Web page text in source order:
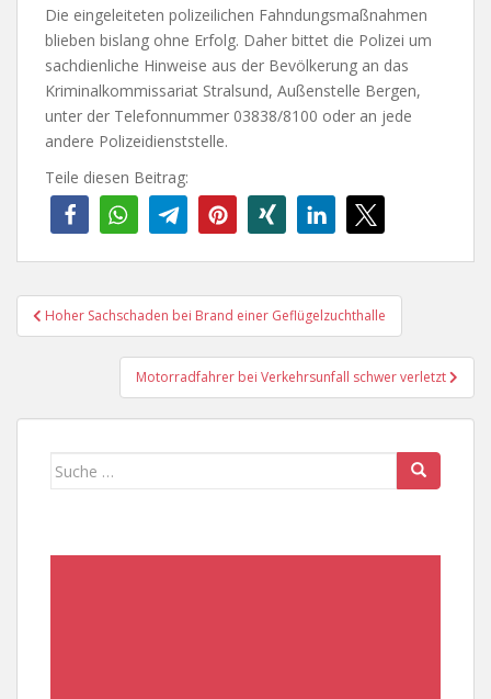
Die eingeleiteten polizeilichen Fahndungsmaßnahmen
blieben bislang ohne Erfolg. Daher bittet die Polizei um
sachdienliche Hinweise aus der Bevölkerung an das
Kriminalkommissariat Stralsund, Außenstelle Bergen,
unter der Telefonnummer 03838/8100 oder an jede
andere Polizeidienststelle.
Teile diesen Beitrag:
Beitragsnavigation
Hoher Sachschaden bei Brand einer Geflügelzuchthalle
Motorradfahrer bei Verkehrsunfall schwer verletzt
Suche